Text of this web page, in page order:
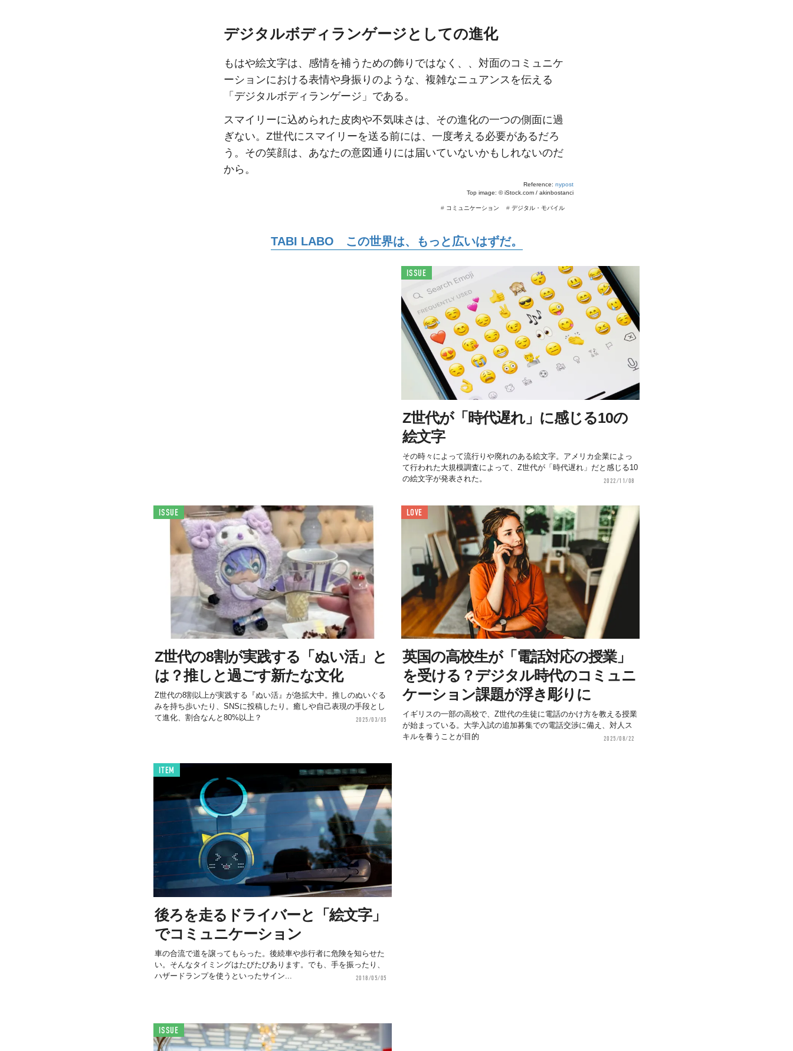
デジタルボディランゲージとしての進化
もはや絵文字は、感情を補うための飾りではなく、、対面のコミュニケ
ーションにおける表情や身振りのような、複雑なニュアンスを伝える
「デジタルボディランゲージ」である。
スマイリーに込められた皮肉や不気味さは、その進化の一つの側面に過
ぎない。Z世代にスマイリーを送る前には、一度考える必要があるだろ
う。その笑顔は、あなたの意図通りには届いていないかもしれないのだ
から。
Reference: nypost
Top image: ©iStock.com / akinbostanci
# デジタル・モバイル
# コミュニケーション
TABI LABO この世界は、もっと広いはずだ。
ISSUE
Z世代が「時代遅れ」に感じる10の
絵文字
その時々によって流行りや廃れのある絵文字。アメリカ企業によっ
て行われた大規模調査によって、Z世代が「時代遅れ」だと感じる10
の絵文字が発表された。
2022/11/08
ISSUE
Z世代の8割が実践する「ぬい活」と
は？推しと過ごす新たな文化
Z世代の8割以上が実践する『ぬい活』が急拡大中。推しのぬいぐる
みを持ち歩いたり、SNSに投稿したり。癒しや自己表現の手段とし
て進化、割合なんと80%以上？
2025/03/05
LOVE
英国の高校生が「電話対応の授業」
を受ける？デジタル時代のコミュニ
ケーション課題が浮き彫りに
イギリスの一部の高校で、Z世代の生徒に電話のかけ方を教える授業
が始まっている。大学入試の追加募集での電話交渉に備え、対人ス
キルを養うことが目的
2025/08/22
ITEM
後ろを走るドライバーと「絵文字」
でコミュニケーション
車の合流で道を譲ってもらった。後続車や歩行者に危険を知らせた
い。そんなタイミングはたびたびあります。でも、手を振ったり、
ハザードランプを使うといったサイン...
2018/05/05
ISSUE